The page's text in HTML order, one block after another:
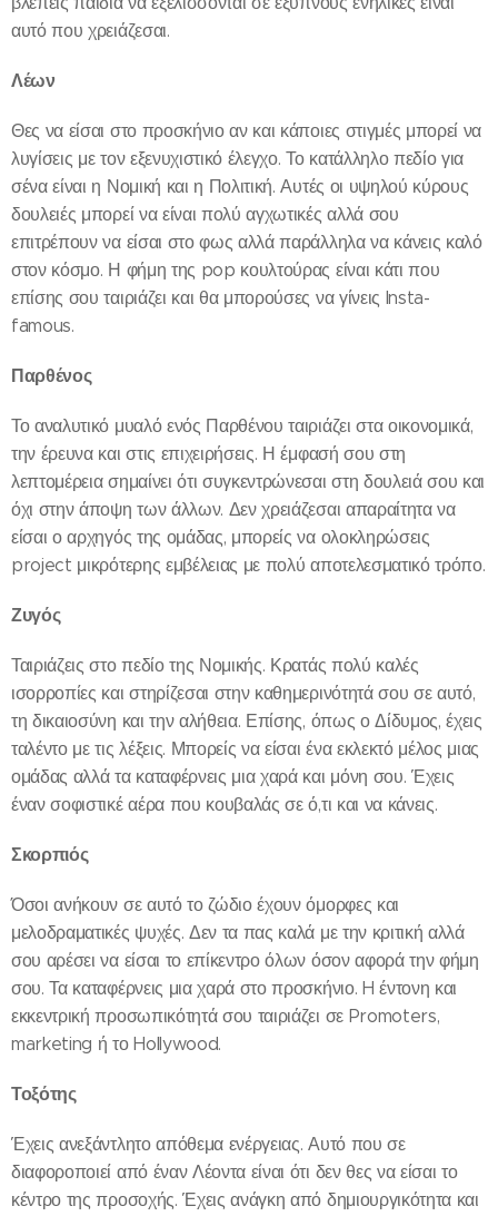
αυτό που χρειάζεσαι.
Λέων
Θες να είσαι στο προσκήνιο αν και κάποιες στιγμές μπορεί να
λυγίσεις με τον εξενυχιστικό έλεγχο. Το κατάλληλο πεδίο για
σένα είναι η Νομική και η Πολιτική. Αυτές οι υψηλού κύρους
δουλειές μπορεί να είναι πολύ αγχωτικές αλλά σου
επιτρέπουν να είσαι στο φως αλλά παράλληλα να κάνεις καλό
στον κόσμο. Η φήμη της pop κουλτούρας είναι κάτι που
επίσης σου ταιριάζει και θα μπορούσες να γίνεις Insta-
famous.
Παρθένος
Το αναλυτικό μυαλό ενός Παρθένου ταιριάζει στα οικονομικά,
την έρευνα και στις επιχειρήσεις. Η έμφασή σου στη
λεπτομέρεια σημαίνει ότι συγκεντρώνεσαι στη δουλειά σου και
όχι στην άποψη των άλλων. Δεν χρειάζεσαι απαραίτητα να
είσαι ο αρχηγός της ομάδας, μπορείς να ολοκληρώσεις
project μικρότερης εμβέλειας με πολύ αποτελεσματικό τρόπο.
Ζυγός
Ταιριάζεις στο πεδίο της Νομικής. Κρατάς πολύ καλές
ισορροπίες και στηρίζεσαι στην καθημερινότητά σου σε αυτό,
τη δικαιοσύνη και την αλήθεια. Επίσης, όπως ο Δίδυμος, έχεις
ταλέντο με τις λέξεις. Μπορείς να είσαι ένα εκλεκτό μέλος μιας
ομάδας αλλά τα καταφέρνεις μια χαρά και μόνη σου. Έχεις
έναν σοφιστικέ αέρα που κουβαλάς σε ό,τι και να κάνεις.
Σκορπιός
Όσοι ανήκουν σε αυτό το ζώδιο έχουν όμορφες και
μελοδραματικές ψυχές. Δεν τα πας καλά με την κριτική αλλά
σου αρέσει να είσαι το επίκεντρο όλων όσον αφορά την φήμη
σου. Τα καταφέρνεις μια χαρά στο προσκήνιο. H έντονη και
εκκεντρική προσωπικότητά σου ταιριάζει σε Promoters,
marketing ή το Hollywood.
Τοξότης
Έχεις ανεξάντλητο απόθεμα ενέργειας. Αυτό που σε
διαφοροποιεί από έναν Λέοντα είναι ότι δεν θες να είσαι το
κέντρο της προσοχής. Έχεις ανάγκη από δημιουργικότητα και